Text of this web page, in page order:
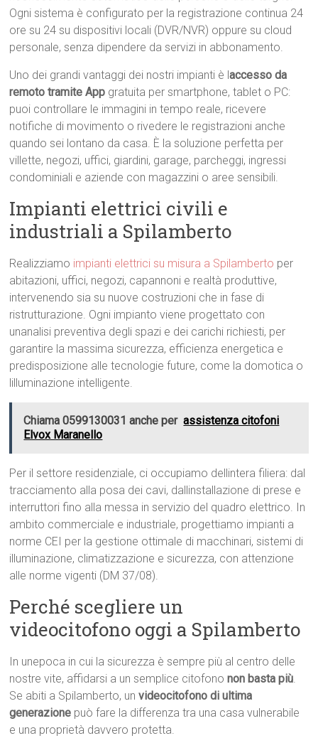
Ogni sistema è configurato per la registrazione continua 24
ore su 24 su dispositivi locali (DVR/NVR) oppure su cloud
personale, senza dipendere da servizi in abbonamento.
Uno dei grandi vantaggi dei nostri impianti è laccesso da
remoto tramite App gratuita per smartphone, tablet o PC:
puoi controllare le immagini in tempo reale, ricevere
notifiche di movimento o rivedere le registrazioni anche
quando sei lontano da casa. È la soluzione perfetta per
villette, negozi, uffici, giardini, garage, parcheggi, ingressi
condominiali e aziende con magazzini o aree sensibili.
Impianti elettrici civili e
industriali a Spilamberto
Realizziamo impianti elettrici su misura a Spilamberto per
abitazioni, uffici, negozi, capannoni e realtà produttive,
intervenendo sia su nuove costruzioni che in fase di
ristrutturazione. Ogni impianto viene progettato con
unanalisi preventiva degli spazi e dei carichi richiesti, per
garantire la massima sicurezza, efficienza energetica e
predisposizione alle tecnologie future, come la domotica o
lilluminazione intelligente.
Chiama 0599130031 anche per assistenza citofoni
Elvox Maranello
Per il settore residenziale, ci occupiamo dellintera filiera: dal
tracciamento alla posa dei cavi, dallinstallazione di prese e
interruttori fino alla messa in servizio del quadro elettrico. In
ambito commerciale e industriale, progettiamo impianti a
norme CEI per la gestione ottimale di macchinari, sistemi di
illuminazione, climatizzazione e sicurezza, con attenzione
alle norme vigenti (DM 37/08).
Perché scegliere un
videocitofono oggi a Spilamberto
In unepoca in cui la sicurezza è sempre più al centro delle
nostre vite, affidarsi a un semplice citofononon basta più.
Se abiti a Spilamberto, unvideocitofono di ultima
generazione può fare la differenza tra una casa vulnerabile
e una proprietà davvero protetta.